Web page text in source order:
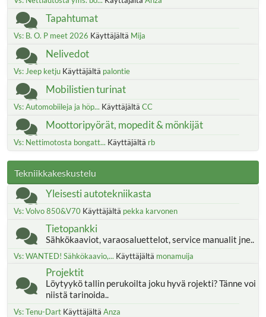
Tapahtumat
Vs: B. O. P meet 2026 Käyttäjältä Mija
Nelivedot
Vs: Jeep ketju Käyttäjältä palontie
Mobilistien turinat
Vs: Automobiileja ja höp... Käyttäjältä CC
Moottoripyörät, mopedit & mönkijät
Vs: Nettimotosta bongatt... Käyttäjältä rb
Tekniikkakeskustelu
Yleisesti autotekniikasta
Vs: Volvo 850&V70 Käyttäjältä pekka karvonen
Tietopankki
Sähkökaaviot, varaosaluettelot, service manualit jne..
Vs: WANTED! Sähkökaavio,... Käyttäjältä monamuija
Projektit
Löytyykö tallin perukoilta joku hyvä rojekti? Tänne voi
niistä tarinoida..
Vs: Tenu-Dart Käyttäjältä Anza